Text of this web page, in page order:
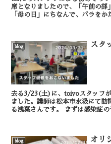
席となりましたので、「午前の部」
「母の日」にちなんで、バラをか
blog スタ
去る3/23(土)に、toivoスタッフ
ました。講師は松本市水汲にて訪
る浅葉さんです。 まずは感染症の予防対策について詳しくお話しい
blog
オリ